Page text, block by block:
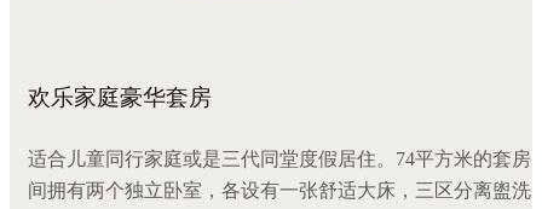
欢乐家庭豪华套房
适合儿童同行家庭或是三代同堂度假居住。74平方米的套房
间拥有两个独立卧室，各设有一张舒适大床，三区分离盥洗